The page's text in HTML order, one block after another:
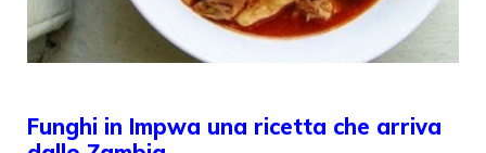
Funghi in Impwa una ricetta che arriva